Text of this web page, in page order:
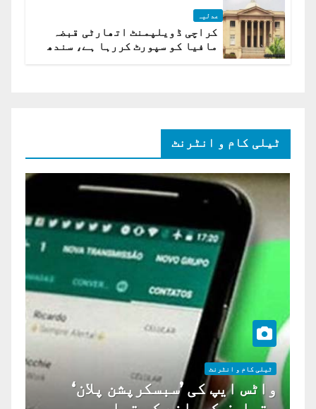
عدلیہ
کراچی ڈویلپمنٹ اتھارٹی قبضہ
مافیا کو سپورٹ کررہا ہے، سندھ
ٹیلی کام و انٹرنٹ
ٹیلی کام و انٹرنٹ
واٹس ایپ کی ’سبسکرپشن پلان‘